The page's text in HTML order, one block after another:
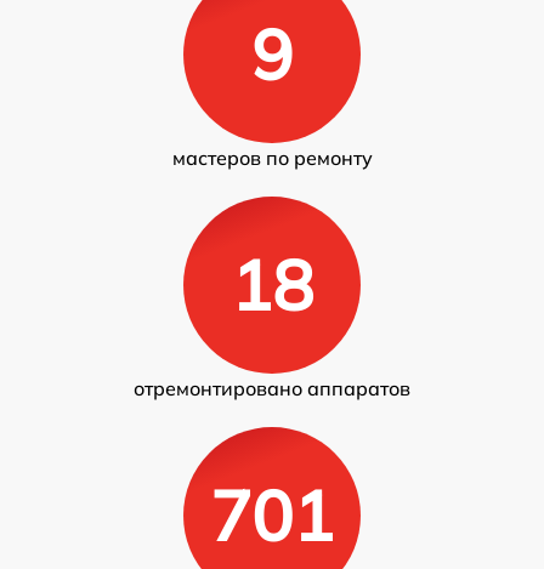
9
мастеров по ремонту
18
отремонтировано аппаратов
701